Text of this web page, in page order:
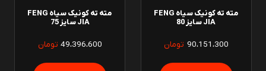
مته ته کونیک سیاه FENG
JIA سایز 80
90،151،300 تومان
مته ته کونیک سیاه FENG
JIA سایز 75
49،396،600 تومان